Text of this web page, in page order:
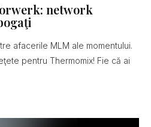
network
afacerile MLM ale momentului.
pentru Thermomix! Fie că ai